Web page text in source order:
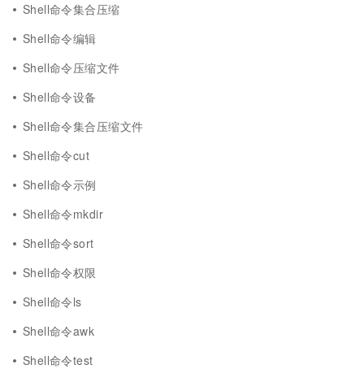
Shell命令集合压缩
Shell命令编辑
Shell命令压缩文件
Shell命令设备
Shell命令集合压缩文件
Shell命令cut
Shell命令示例
Shell命令mkdir
Shell命令sort
Shell命令权限
Shell命令ls
Shell命令awk
Shell命令test